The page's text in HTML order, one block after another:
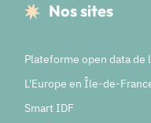
Nos sites
Plateforme open data
L'Europe en Île-de-
Smart IDF